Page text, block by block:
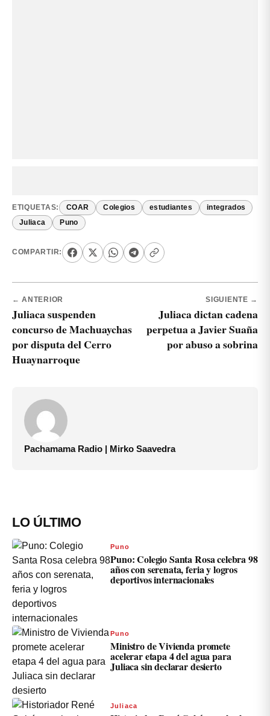
ETIQUETAS: COAR Colegios estudiantes integrados
Juliaca Puno
COMPARTIR:
← ANTERIOR
Juliaca suspenden
concurso de Machuaychas
por disputa del Cerro
Huaynarroque
SIGUIENTE →
Juliaca dictan cadena
perpetua a Javier Suaña
por abuso a sobrina
Pachamama Radio | Mirko Saavedra
LO ÚLTIMO
Puno
Puno: Colegio Santa Rosa celebra 98
años con serenata, feria y logros
deportivos internacionales
Puno
Ministro de Vivienda promete
acelerar etapa 4 del agua para
Juliaca sin declarar desierto
Juliaca